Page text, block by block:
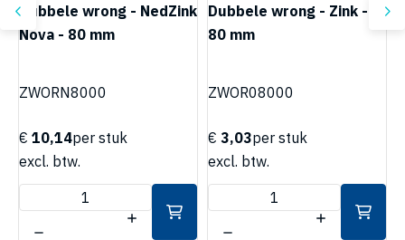
Dubbele wrong - NedZink
Nova - 80 mm
ZWORN8000
€ 10,14per stuk
excl. btw.
Dubbele wrong - Zink -
80 mm
ZWOR08000
€ 3,03per stuk
excl. btw.